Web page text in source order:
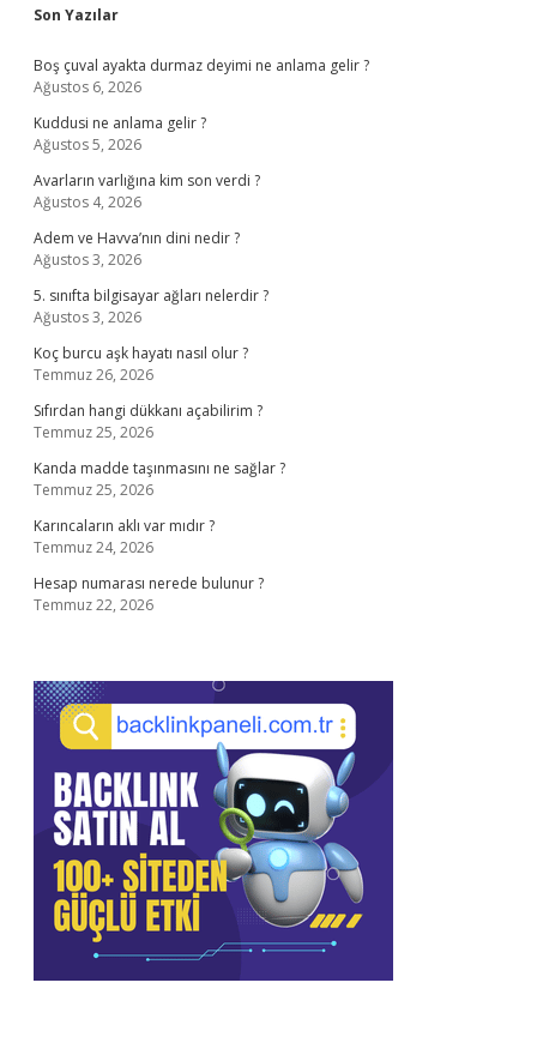
Sidebar
Son Yazılar
Boş çuval ayakta durmaz deyimi ne anlama gelir ?
Ağustos 6, 2026
Kuddusi ne anlama gelir ?
Ağustos 5, 2026
Avarların varlığına kim son verdi ?
Ağustos 4, 2026
Adem ve Havva’nın dini nedir ?
Ağustos 3, 2026
5. sınıfta bilgisayar ağları nelerdir ?
Ağustos 3, 2026
Koç burcu aşk hayatı nasıl olur ?
Temmuz 26, 2026
Sıfırdan hangi dükkanı açabilirim ?
Temmuz 25, 2026
Kanda madde taşınmasını ne sağlar ?
Temmuz 25, 2026
Karıncaların aklı var mıdır ?
Temmuz 24, 2026
Hesap numarası nerede bulunur ?
Temmuz 22, 2026